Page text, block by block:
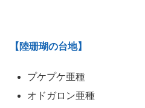
【陸珊瑚の台地】
プケプケ亜種
オドガロン亜種